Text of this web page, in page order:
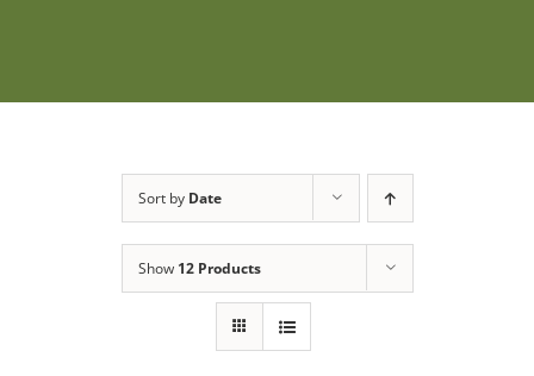
Access private
Sort by Date
Show 12 Products